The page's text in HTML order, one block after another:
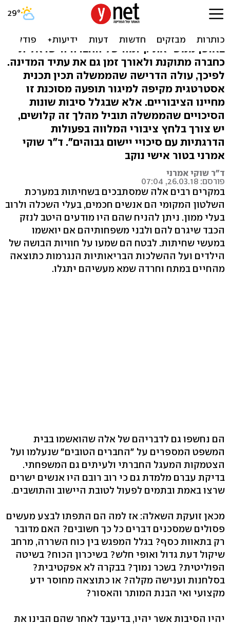
למה הם מסתבכים בשחיתות?
"השחיתות הציבורית מהווה גורם שעלול לסכן
באופן ממשי את קיומה של החברה הישראלית
כחברה מתוקנת ולאורך זמן גם את עתיד המדינה.
לפיכך, עולה הדרישה שהממשלה תכין תכנית
אסטרטגית מקיפה למיגור תופעה מסוכנת זו
מחיינו הציבוריים. אלא שבגלל סיבות שונות
הסיכויים שהממשלה תוביל מהלך זה קלושים,
יש צורך בלחץ ציבורי המלווה בפעולות
הדרגתיות עם סיכויי יישום גבוהים". ד"ר שוקי
אמרני בטור אישי נוקב
ד"ר שוקי אמרני
פורסם: 26.03.18, 07:04
במקרים רבים אלה שמסתבכים בשחיתות במערכת
השלטון המקומי הם אנשים חכמים, בעלי השכלה ולרוב
בעלי ממון. ניתן להניח שהם היו מודעים היטב לנזק
הכבד שיגרם להם ולבני משפחותיהם אם יואשמו
במעשי שחיתות. לבטח הם שמעו על חוויות הבושה של
הילדים ועל ההשלכות הבריאותיות הנגרמות כתוצאה
מהחיים במתח וחרדה שמא מעשיהם יתגלו.
הם נחשפו גם לדבריהם של אלה שהואשמו בבית
המשפט המספרים על "החברים הטובים" שנעלמו ועל
הצטמקות המעגל החברתי ולעיתים גם המשפחתי.
בדיקת עברם מלמדת גם כי רוב רובם היו אנשים ישרים
שרצו באמת ובתמים לפעול לטובת היישוב והתושבים.
מכאן זועקת השאלה: אז למה הם התפתו לבצע מעשים
פסולים שמסכנים דברים כל כך חשובים? האם מדובר
רק בתאוות כסף? בגלל המפגש בין כוח השררה, מרחב
שיקול דעת גדול ואופי חלש? בשיכרון הכוח? בשיטה
הפוליטית? בשכר נמוך? בבקרה לא אפקטיבית?
בסלחנות וענישה מקלה? או כתוצאה מחוסר ידע
מקצועי ואי הבנת המותר והאסור?
יהיו הסיבות אשר יהיו, בדיעבד לאחר שהם הבינו את